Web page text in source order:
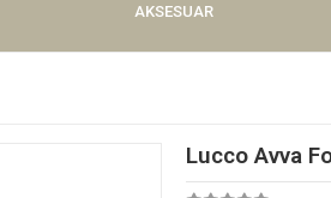
AKSESUAR
Lucco Avva